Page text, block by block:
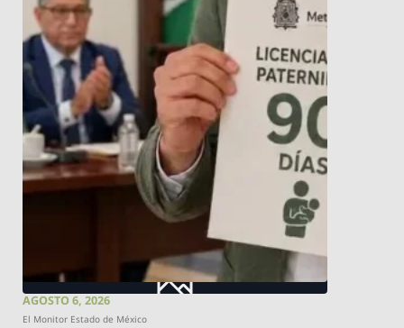
AGOSTO 6, 2026
El Monitor Estado de México